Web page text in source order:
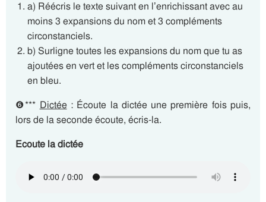
a) Réécris le texte suivant en l’enrichissant avec au
moins 3 expansions du nom et 3 compléments
circonstanciels.
b) Surligne toutes les expansions du nom que tu as
ajoutées en vert et les compléments circonstanciels
en bleu.
❻*** Dictée: Écoute la dictée une première fois puis,
lors de la seconde écoute, écris-la.
Ecoute la dictée